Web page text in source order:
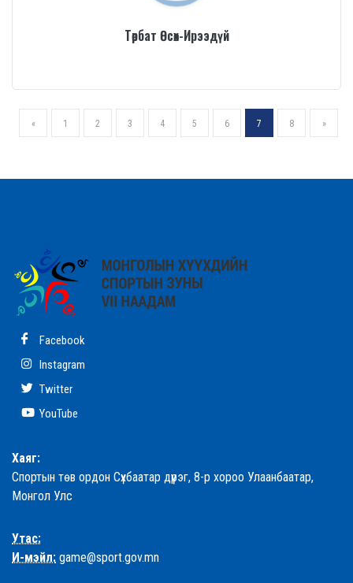
Төрбат Өсөх-Ирээдүй
« 1 2 3 4 5 6 7 8 »
Facebook
Instagram
Twitter
YouTube
Хаяг:
Спортын төв ордон Сүхбаатар дүүрэг, 8-р хороо Улаанбаатар,
Монгол Улс
Утас:
И-мэйл: game@sport.gov.mn